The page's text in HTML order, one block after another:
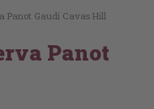
Panot Gaudí Cavas Hill
Panot